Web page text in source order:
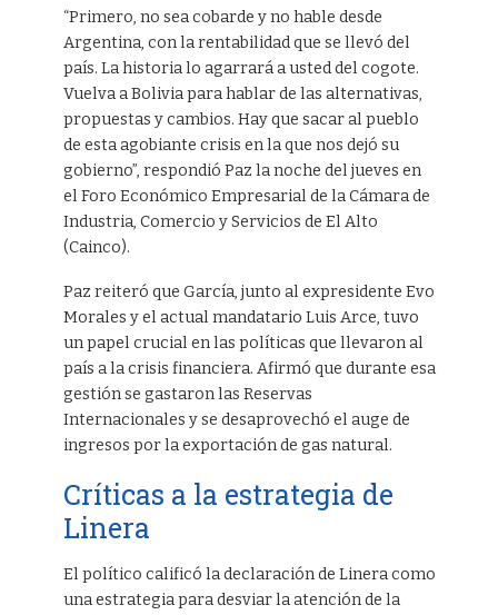
“Primero, no sea cobarde y no hable desde
Argentina, con la rentabilidad que se llevó del
país. La historia lo agarrará a usted del cogote.
Vuelva a Bolivia para hablar de las alternativas,
propuestas y cambios. Hay que sacar al pueblo
de esta agobiante crisis en la que nos dejó su
gobierno”, respondió Paz la noche del jueves en
el Foro Económico Empresarial de la Cámara de
Industria, Comercio y Servicios de El Alto
(Cainco).
Paz reiteró que García, junto al expresidente Evo
Morales y el actual mandatario Luis Arce, tuvo
un papel crucial en las políticas que llevaron al
país a la crisis financiera. Afirmó que durante esa
gestión se gastaron las Reservas
Internacionales y se desaprovechó el auge de
ingresos por la exportación de gas natural.
Críticas a la estrategia de
Linera
El político calificó la declaración de Linera como
una estrategia para desviar la atención de la